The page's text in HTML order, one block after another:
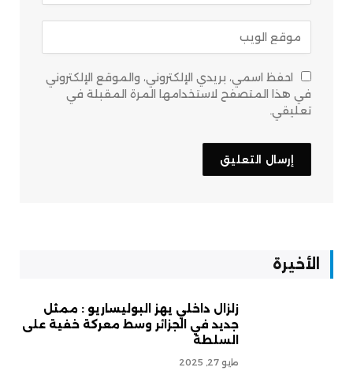
احفظ اسمي، بريدي الإلكتروني، والموقع الإلكتروني
في هذا المتصفح لاستخدامها المرة المقبلة في
تعليقي.
الأخيرة
زلزال داخلي يهز البوليساريو : ممثل
جديد في الجزائر وسط معركة خفية على
السلطة
مايو 27, 2025